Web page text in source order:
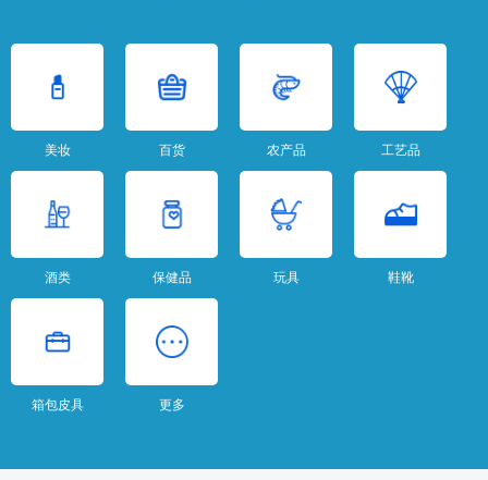
美妆 百货 农产品 工艺品
酒类 保健品 玩具 鞋靴
箱包皮具 更多